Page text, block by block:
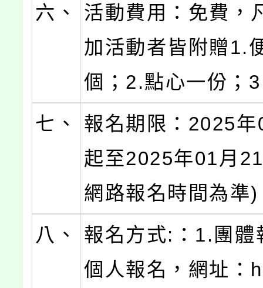
六、
活動費用：免費，
加活動者皆附贈1.
個；2.點心一份；
七、
報名期限：2025
起至2025年01月
網路報名時間為準
八、
報名方式:：1.團體
個人報名，網址：